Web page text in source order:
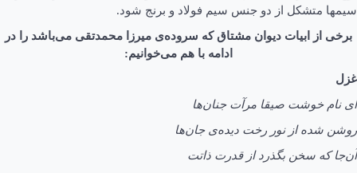
سیمها متشکل از دو جنس سیم فولاد و برنج شود.
برخی از ابیات دیوان مشتاق که سروده‌ی میرزا محمدتقی می‌باشد را در
ادامه با هم می‌خوانیم:
غزل
ای نام خوشت صیقا مرآت جنان‌ها
روشن شده از نور رخت دیده‌ی جان‌ها
آن‌جا که سخن بگذرد از قدرت ذاتت